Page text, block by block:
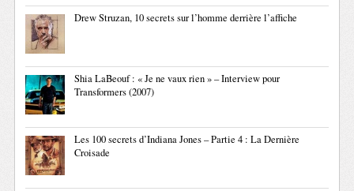
Drew Struzan, 10 secrets sur l’homme derrière l’affiche
Shia LaBeouf : « Je ne vaux rien » – Interview pour
Transformers (2007)
Les 100 secrets d’Indiana Jones – Partie 4 : La Dernière
Croisade